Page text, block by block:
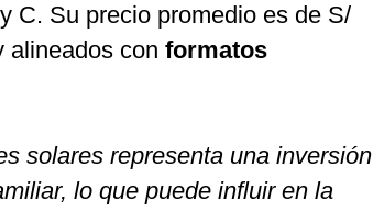
C. Su precio promedio es de S/
alineados con formatos
solares representa una inversión
lo que puede influir en la